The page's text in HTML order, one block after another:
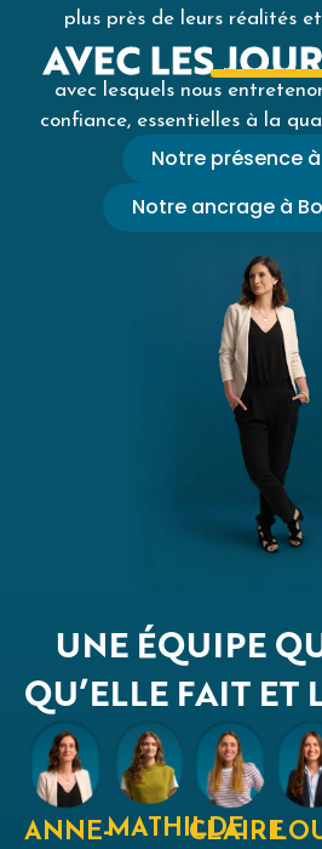
plus près de leurs réalités
AVEC LES
avec lesquels nous
confiance, essentielles à la
Notre présence
Notre ancrage à
UNE ÉQUIPE
QU’ELLE FAIT ET
ANNE-MATHILDE
CLAIRE